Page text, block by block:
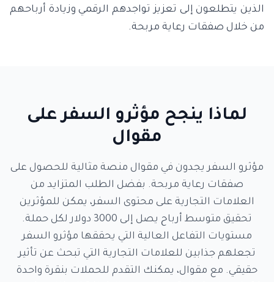
الذين يتطلعون إلى تعزيز تواجدهم الرقمي وزيادة أرباحهم
من خلال صفقات رعاية مربحة.
لماذا ينجح مؤثرو السفر على
مقوال
مؤثرو السفر يجدون في مقوال منصة مثالية للحصول على
صفقات رعاية مربحة. بفضل الطلب المتزايد من
العلامات التجارية على محتوى السفر، يمكن للمؤثرين
تحقيق متوسط أرباح يصل إلى 3000 دولار لكل حملة.
مستويات التفاعل العالية التي يحققها مؤثرو السفر
تجعلهم جذابين للعلامات التجارية التي تبحث عن تأثير
حقيقي. مع مقوال، يمكنك التقدم للحملات بنقرة واحدة